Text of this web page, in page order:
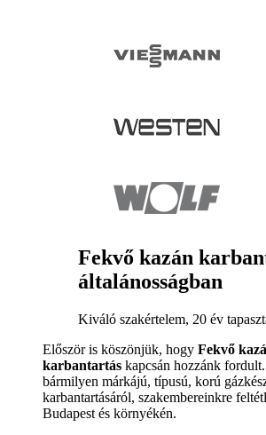
Fekvő kazán
általánosságban
Kiváló szakértelem, 20 év
Először is köszönjük, hogy Fekvő
karbantartás kapcsán hozzánk
bármilyen márkájú, típusú, korú
karbantartásáról, szakembereinkre
Budapest és környékén.